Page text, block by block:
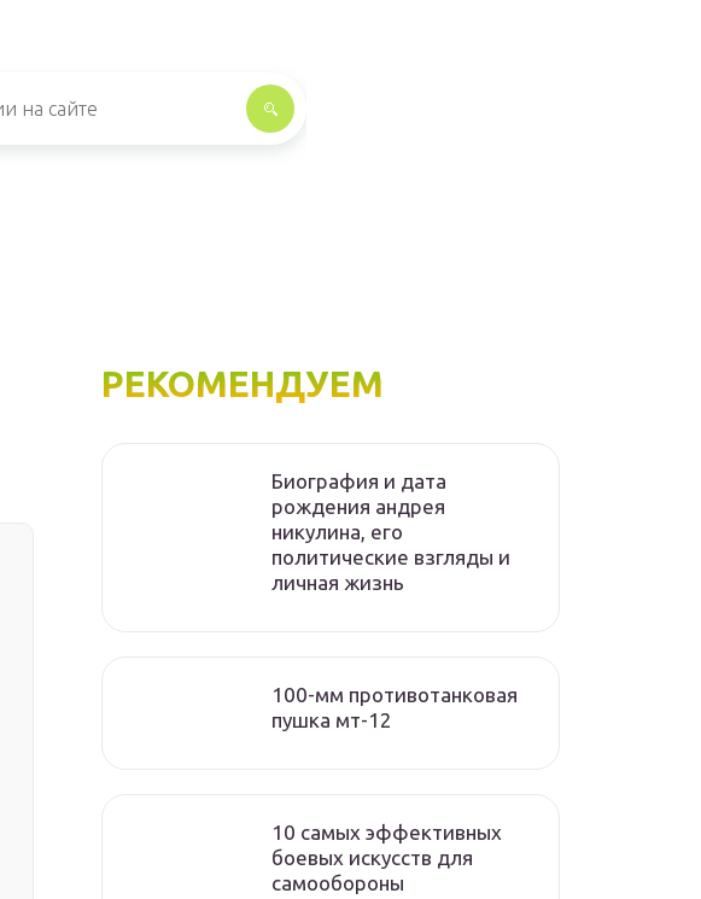
РЕКОМЕНДУЕМ
Биография и дата
рождения андрея
никулина, его
политические взгляды и
личная жизнь
100-мм противотанковая
пушка мт-12
10 самых эффективных
боевых искусств для
самообороны